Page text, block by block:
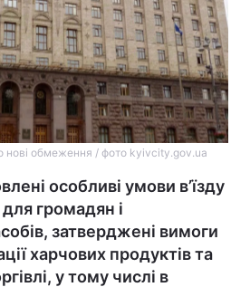
обмеження / фото kyivcity.gov.ua
особливі умови в’їзду
для громадян і
затверджені вимоги
харчових продуктів та
у тому числі в